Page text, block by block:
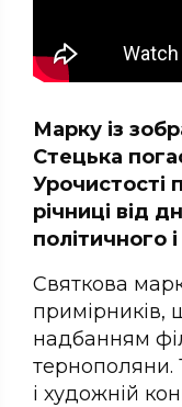
Марку із
Стецька
Урочистості
річниці від
політичного
Святкова
примірників,
надбанням
тернополяни.
і художній